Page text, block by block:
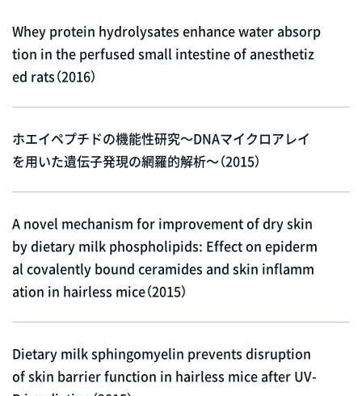
Whey protein hydrolysates enhance water absorp
tion in the perfused small intestine of anesthetiz
ed rats（2016）
ホエイペプチドの機能性研究～DNAマイクロアレイ
を用いた遺伝子発現の網羅的解析～（2015）
A novel mechanism for improvement of dry skin
by dietary milk phospholipids: Effect on epiderm
al covalently bound ceramides and skin inflamm
ation in hairless mice（2015）
Dietary milk sphingomyelin prevents disruption
of skin barrier function in hairless mice after UV-